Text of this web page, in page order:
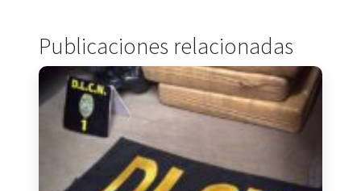
Publicaciones relacionadas